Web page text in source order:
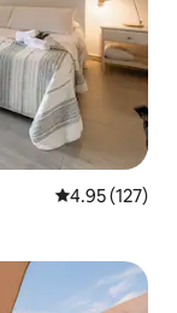
Calificación
4.95 (127)